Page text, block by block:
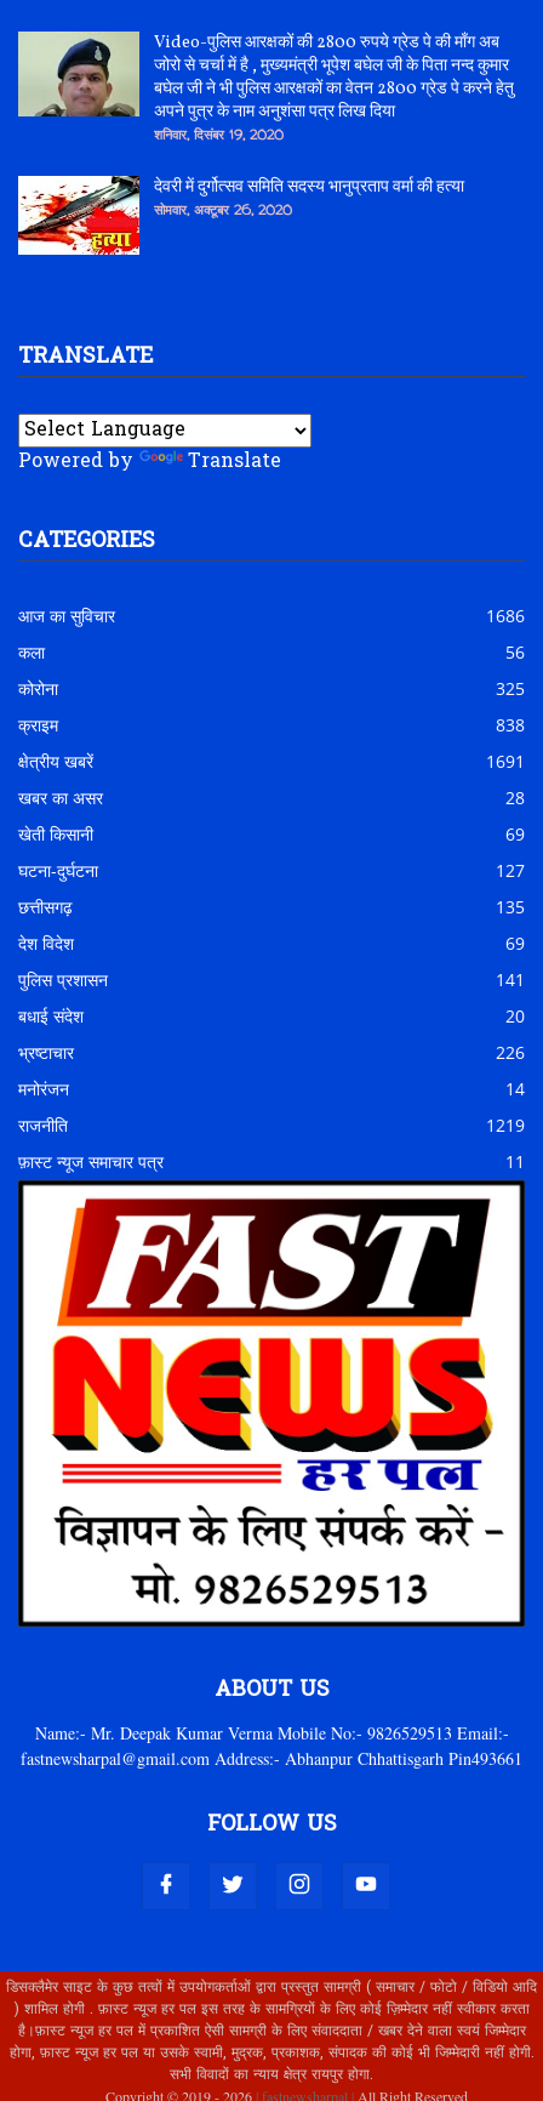
Video-पुलिस आरक्षकों की 2800 रुपये ग्रेड पे की माँग अब
जोरो से चर्चा में है , मुख्यमंत्री भूपेश बघेल जी के पिता नन्द कुमार
बघेल जी ने भी पुलिस आरक्षकों का वेतन 2800 ग्रेड पे करने हेतु
अपने पुत्र के नाम अनुशंसा पत्र लिख दिया
शनिवार, दिसंबर 19, 2020
देवरी में दुर्गोत्सव समिति सदस्य भानुप्रताप वर्मा की हत्या
सोमवार, अक्टूबर 26, 2020
TRANSLATE
Powered by Translate
CATEGORIES
आज का सुविचार
1686
कला
56
कोरोना
325
क्राइम
838
क्षेत्रीय खबरें
1691
खबर का असर
28
खेती किसानी
69
घटना-दुर्घटना
127
छत्तीसगढ़
135
देश विदेश
69
पुलिस प्रशासन
141
बधाई संदेश
20
भ्रष्टाचार
226
मनोरंजन
14
राजनीति
1219
फ़ास्ट न्यूज समाचार पत्र
11
ABOUT US
Name:- Mr. Deepak Kumar Verma Mobile No:- 9826529513 Email:-
fastnewsharpal@gmail.com Address:- Abhanpur Chhattisgarh Pin493661
FOLLOW US
डिसक्लैमेर साइट के कुछ तत्वों में उपयोगकर्ताओं द्वारा प्रस्तुत सामग्री ( समाचार / फोटो / विडियो आदि
) शामिल होगी . फ़ास्ट न्यूज हर पल इस तरह के सामग्रियों के लिए कोई ज़िम्मेदार नहीं स्वीकार करता
है।फ़ास्ट न्यूज हर पल में प्रकाशित ऐसी सामग्री के लिए संवाददाता / खबर देने वाला स्वयं जिम्मेदार
होगा, फ़ास्ट न्यूज हर पल या उसके स्वामी, मुद्रक, प्रकाशक, संपादक की कोई भी जिम्मेदारी नहीं होगी.
सभी विवादों का न्याय क्षेत्र रायपुर होगा.
Copyright © 2019 -2026| fastnewsharpal |All Right Reserved